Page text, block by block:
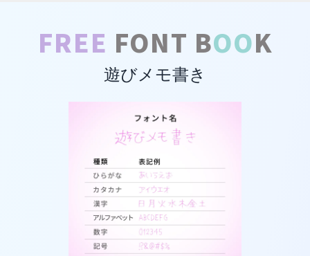
FREE FONT BOOK
遊びメモ書き